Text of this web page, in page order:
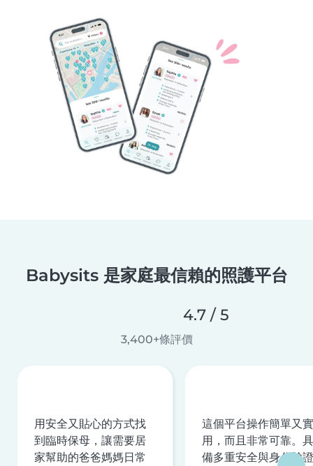
Babysits 是家庭最信賴的照護平台
4.7 / 5
3,400+條評價
用安全又貼心的方式找
到臨時保母，讓需要居
家幫助的爸爸媽媽日常
這個平台操作簡單又實
用，而且非常可靠。具
備多重安全與身分驗證